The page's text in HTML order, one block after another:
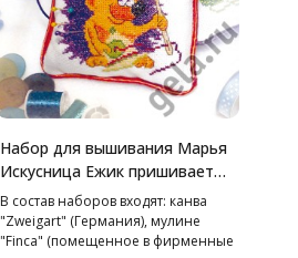
Набор для вышивания Марья
Искусница Ежик пришивает
пуговицу, 10х10 см
В состав наборов входят: канва
"Zweigart" (Германия), мулине
"Finca" (помещенное в фирменные